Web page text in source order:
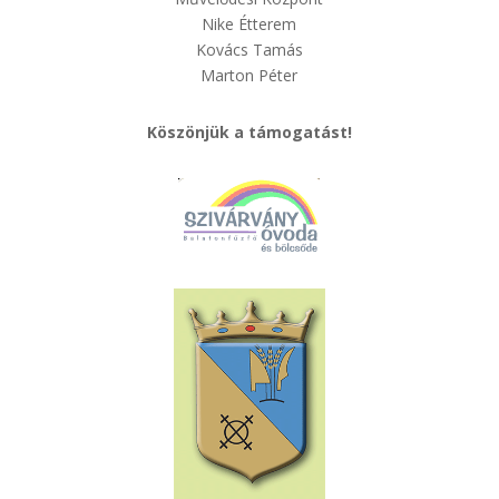
Nike Étterem
Kovács Tamás
Marton Péter
Köszönjük a támogatást!